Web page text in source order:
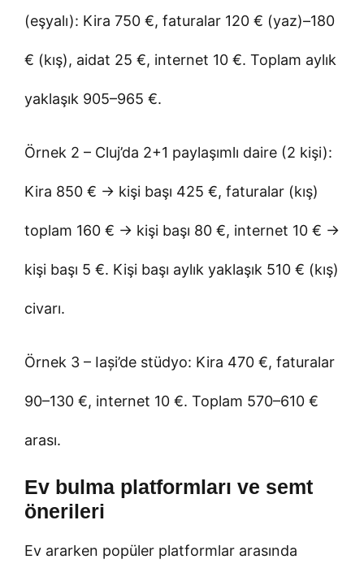
(eşyalı): Kira 750 €, faturalar 120 € (yaz)–180
€ (kış), aidat 25 €, internet 10 €. Toplam aylık
yaklaşık 905–965 €.
Örnek 2 – Cluj’da 2+1 paylaşımlı daire (2 kişi):
Kira 850 € → kişi başı 425 €, faturalar (kış)
toplam 160 € → kişi başı 80 €, internet 10 € →
kişi başı 5 €. Kişi başı aylık yaklaşık 510 € (kış)
civarı.
Örnek 3 – Iași’de stüdyo: Kira 470 €, faturalar
90–130 €, internet 10 €. Toplam 570–610 €
arası.
Ev bulma platformları ve semt
önerileri
Ev ararken popüler platformlar arasında